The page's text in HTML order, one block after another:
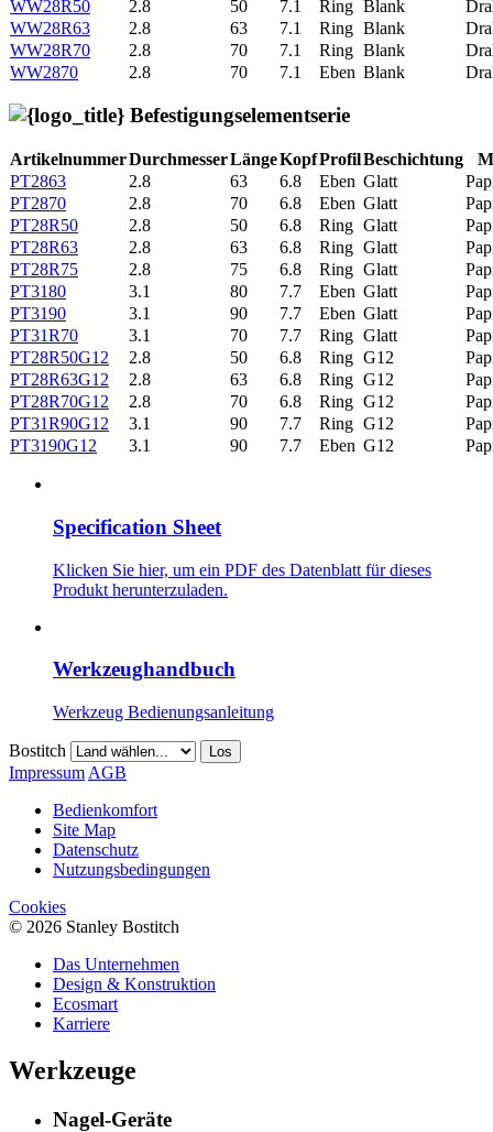
WW28R50 2.8 50 7.1 Ring Blank
WW28R63
2.8 63 7.1 Ring Blank
WW28R70
2.8 70 7.1 Ring Blank
WW2870
2.8 70 7.1 Eben Blank
Befestigungselementserie
ArtikelnummerDurchmesserLängeKopfProfilBeschichtung
PT2863
2.8 63 6.8 Eben Glatt
PT2870
2.8 70 6.8 Eben Glatt
PT28R50
2.8 50 6.8 Ring Glatt
PT28R63
2.8 63 6.8 Ring Glatt
PT28R75
2.8 75 6.8 Ring Glatt
PT3180
3.1 80 7.7 Eben Glatt
PT3190
3.1 90 7.7 Eben Glatt
PT31R70
3.1 70 7.7 Ring Glatt
PT28R50G12
2.8 50 6.8 Ring G12
PT28R63G12
2.8 63 6.8 Ring G12
PT28R70G12
2.8 70 6.8 Ring G12
PT31R90G12
3.1 90 7.7 Ring G12
PT3190G12
3.1 90 7.7 Eben G12
Specification Sheet
Klicken Sie hier, um ein PDF des Datenblatt für dieses
Produkt herunterzuladen.
Werkzeughandbuch
Werkzeug Bedienungsanleitung
Bostitch Los
Impressum AGB
Bedienkomfort
Site Map
Datenschutz
Nutzungsbedingungen
Cookies
© 2026 Stanley Bostitch
Das Unternehmen
Design & Konstruktion
Ecosmart
Karriere
Werkzeuge
Nagel-Geräte